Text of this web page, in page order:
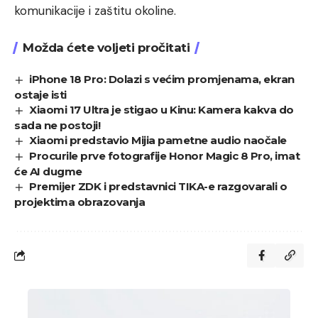
komunikacije i zaštitu okoline.
Možda ćete voljeti pročitati
iPhone 18 Pro: Dolazi s većim promjenama, ekran
ostaje isti
Xiaomi 17 Ultra je stigao u Kinu: Kamera kakva do
sada ne postoji!
Xiaomi predstavio Mijia pametne audio naočale
Procurile prve fotografije Honor Magic 8 Pro, imat
će AI dugme
Premijer ZDK i predstavnici TIKA-e razgovarali o
projektima obrazovanja